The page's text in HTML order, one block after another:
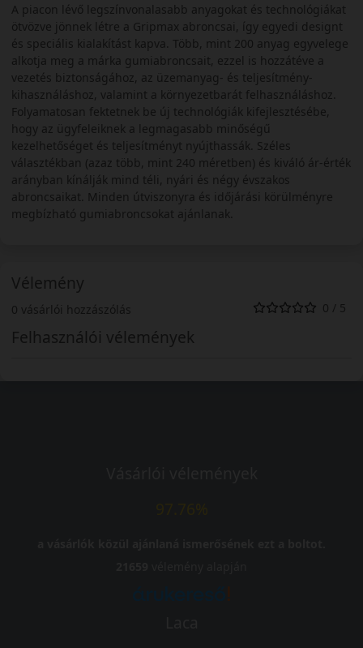
A piacon lévő legszínvonalasabb anyagokat és technológiákat
ötvözve jönnek létre a Gripmax abroncsai, így egyedi designt
és speciális kialakítást kapva. Több, mint 200 anyag egyvelege
alkotja meg a márka gumiabroncsait, ezzel is hozzátéve a
vezetés biztonságához, az üzemanyag- és teljesítmény-
kihasználáshoz, valamint a környezetbarát felhasználáshoz.
Folyamatosan fektetnek be új technológiák kifejlesztésébe,
hogy az ügyfeleiknek a legmagasabb minőségű
kezelhetőséget és teljesítményt nyújthassák. Széles
választékban (azaz több, mint 240 méretben) és kiváló ár-érték
arányban kínálják mind téli, nyári és négy évszakos
abroncsaikat. Minden útviszonyra és időjárási körülményre
megbízható gumiabroncsokat ajánlanak.
Vélemény
0 vásárlói hozzászólás 0 / 5
Felhasználói vélemények